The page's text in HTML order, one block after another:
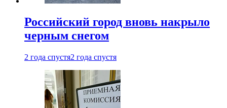
Российский город вновь накрыло
черным снегом
2 года спустя2 года спустя